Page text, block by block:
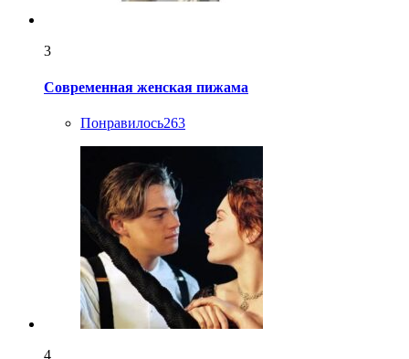
3
Современная женская пижама
Понравилось263
4